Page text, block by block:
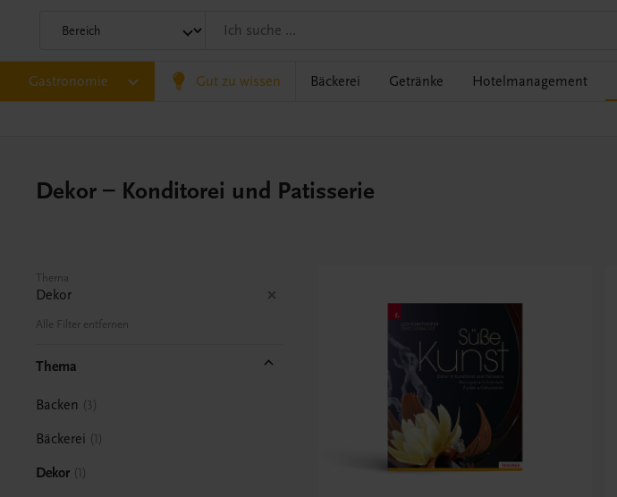
Gastronomie Gut zu wissen Bäckerei Getränke Hotelmanagement
Dekor – Konditorei und Patisserie
Thema
Dekor
Alle Filter entfernen
Thema
Backen 3
Bäckerei 1
Dekor 1